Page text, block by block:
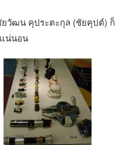
วัฒน คุประตะกุล (ชัยคุปต์) ก็
น่นอน